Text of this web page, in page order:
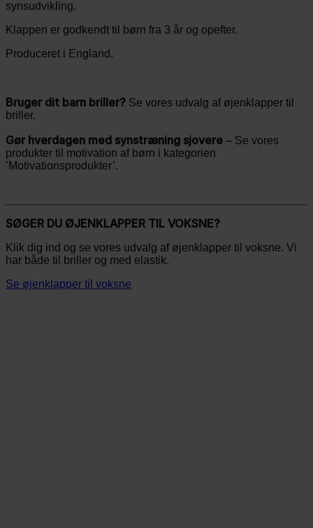
synsudvikling.
Klappen er godkendt til børn fra 3 år og opefter.
Produceret i England.
Bruger dit barn briller? Se vores udvalg af øjenklapper til
briller.
Gør hverdagen med synstræning sjovere – Se vores
produkter til motivation af børn i kategorien
’Motivationsprodukter’.
SØGER DU ØJENKLAPPER TIL VOKSNE?
Klik dig ind og se vores udvalg af øjenklapper til voksne. Vi
har både til briller og med elastik.
Se øjenklapper til voksne